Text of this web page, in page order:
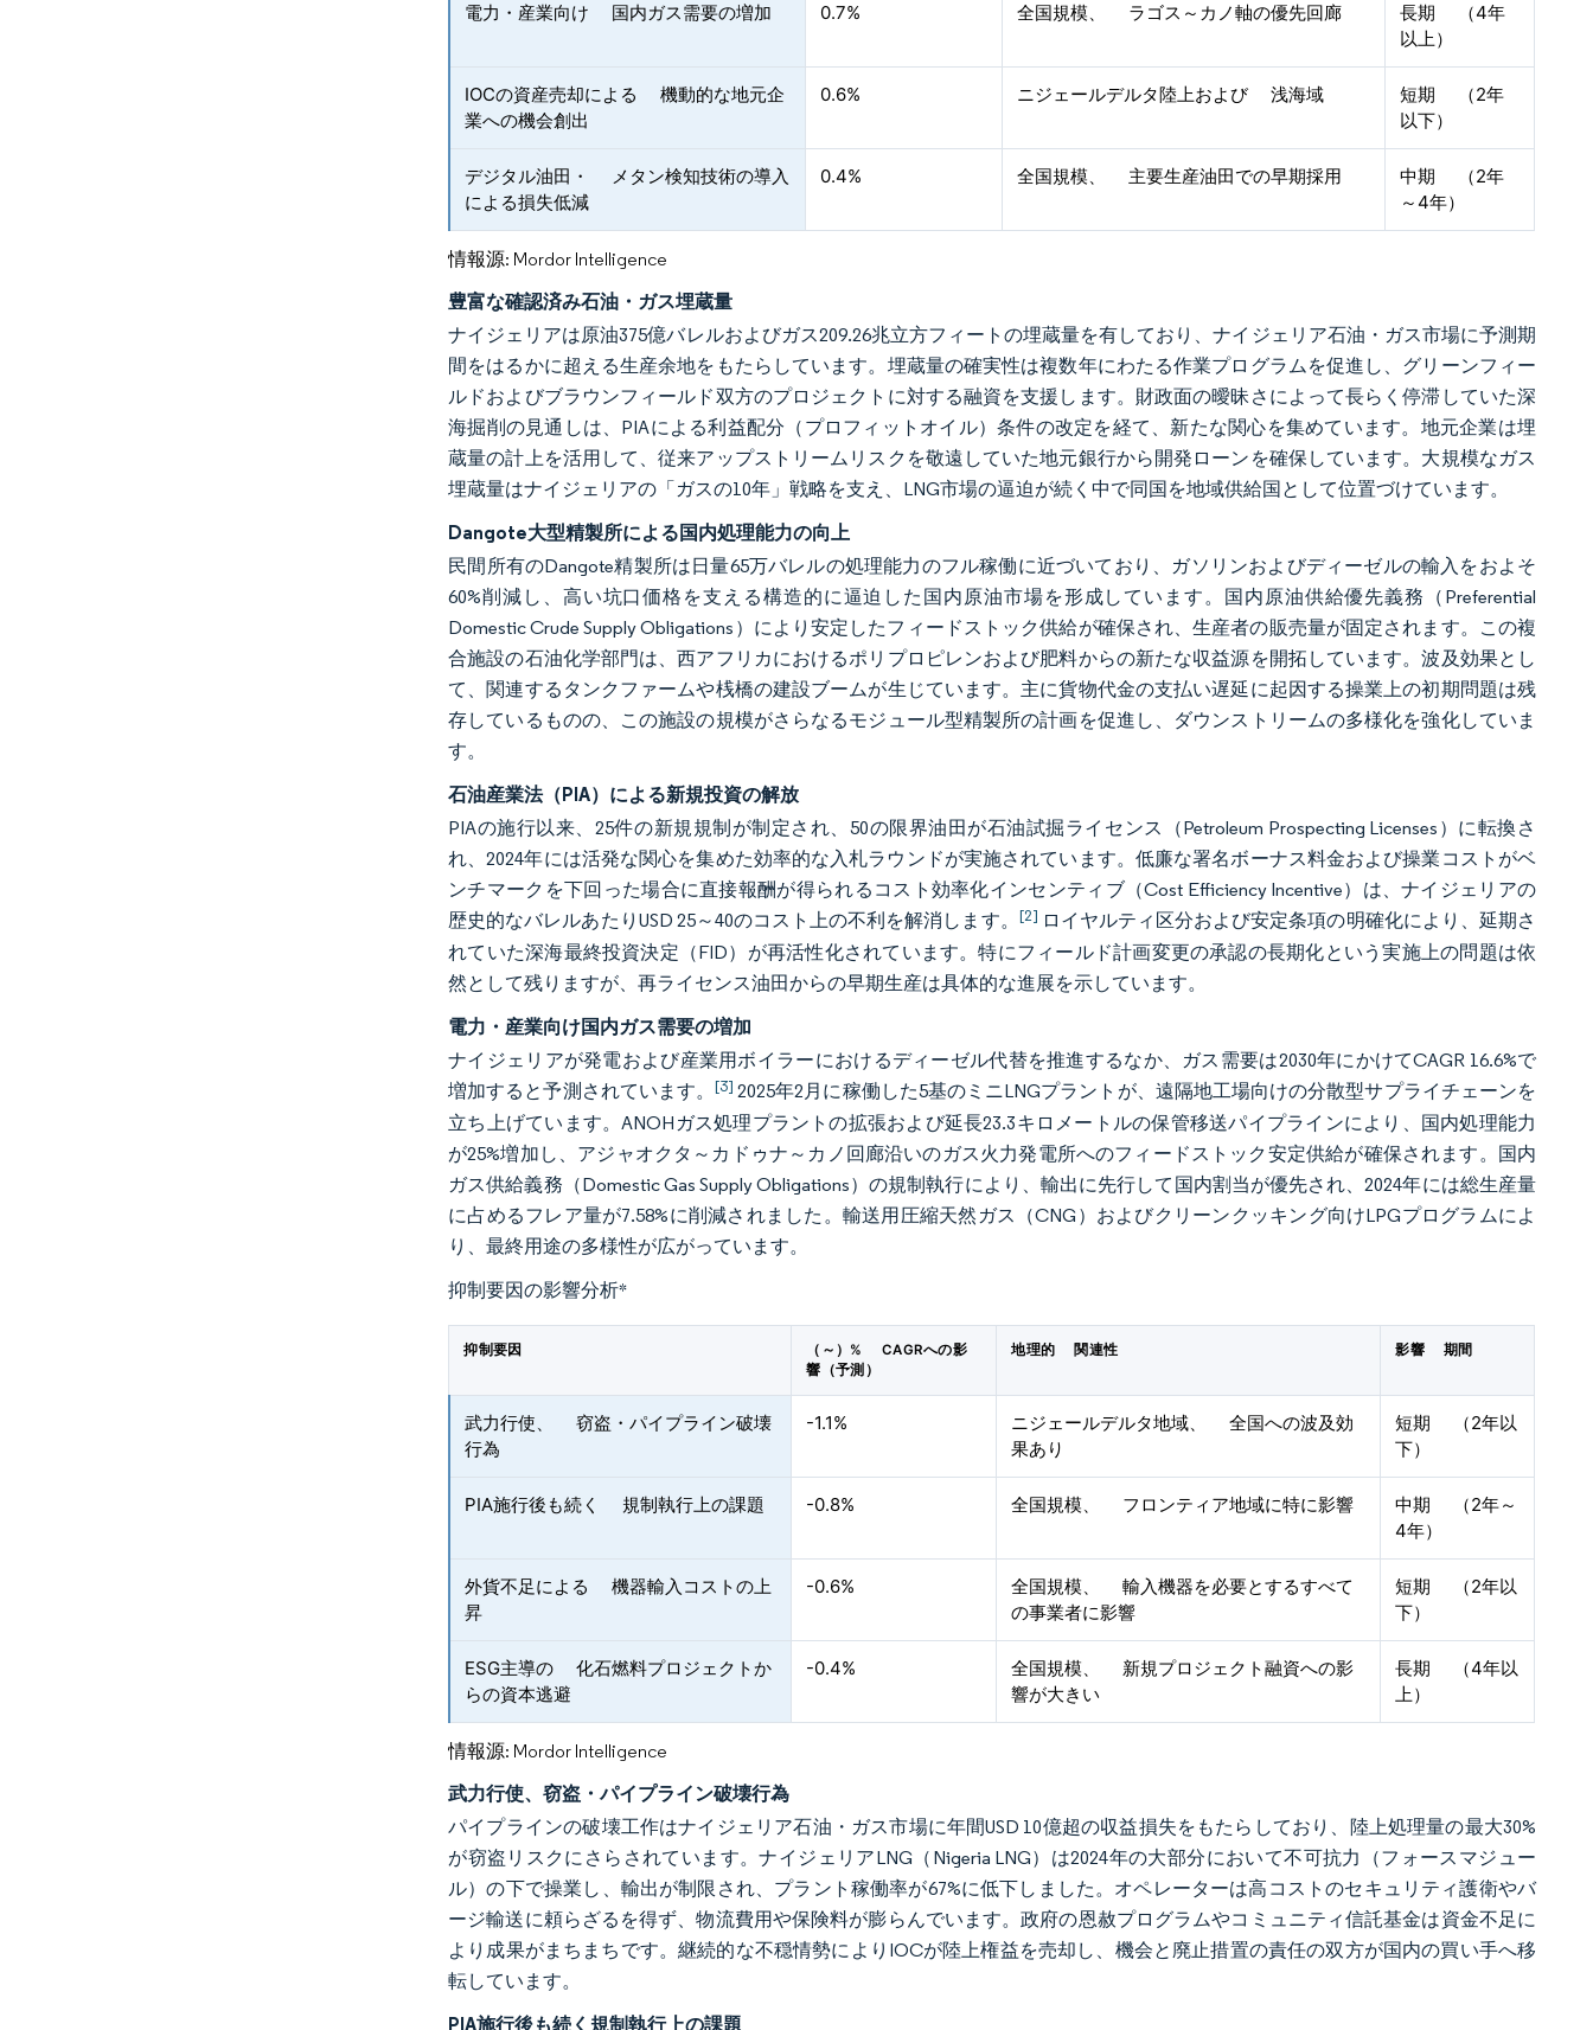
電力・産業向け 国内ガス需要の増加 0.7% 全国規模、 ラゴス～カノ軸の優先回廊
長期 （4年
以上）
IOCの資産売却による 機動的な地元企
業への機会創出
0.6% ニジェールデルタ陸上および 浅海域
短期 （2年
以下）
デジタル油田・ メタン検知技術の導入
による損失低減
0.4% 全国規模、 主要生産油田での早期採用
中期 （2年
～4年）
情報源: Mordor Intelligence
豊富な確認済み石油・ガス埋蔵量
ナイジェリアは原油375億バレルおよびガス209.26兆立方フィートの埋蔵量を有しており、ナイジェリア石油・ガス市場に予測期
間をはるかに超える生産余地をもたらしています。埋蔵量の確実性は複数年にわたる作業プログラムを促進し、グリーンフィー
ルドおよびブラウンフィールド双方のプロジェクトに対する融資を支援します。財政面の曖昧さによって長らく停滞していた深
海掘削の見通しは、PIAによる利益配分（プロフィットオイル）条件の改定を経て、新たな関心を集めています。地元企業は埋
蔵量の計上を活用して、従来アップストリームリスクを敬遠していた地元銀行から開発ローンを確保しています。大規模なガス
埋蔵量はナイジェリアの「ガスの10年」戦略を支え、LNG市場の逼迫が続く中で同国を地域供給国として位置づけています。
Dangote大型精製所による国内処理能力の向上
民間所有のDangote精製所は日量65万バレルの処理能力のフル稼働に近づいており、ガソリンおよびディーゼルの輸入をおよそ
60%削減し、高い坑口価格を支える構造的に逼迫した国内原油市場を形成しています。国内原油供給優先義務（Preferential
Domestic Crude Supply Obligations）により安定したフィードストック供給が確保され、生産者の販売量が固定されます。この複
合施設の石油化学部門は、西アフリカにおけるポリプロピレンおよび肥料からの新たな収益源を開拓しています。波及効果とし
て、関連するタンクファームや桟橋の建設ブームが生じています。主に貨物代金の支払い遅延に起因する操業上の初期問題は残
存しているものの、この施設の規模がさらなるモジュール型精製所の計画を促進し、ダウンストリームの多様化を強化していま
す。
石油産業法（PIA）による新規投資の解放
PIAの施行以来、25件の新規規制が制定され、50の限界油田が石油試掘ライセンス（Petroleum Prospecting Licenses）に転換さ
れ、2024年には活発な関心を集めた効率的な入札ラウンドが実施されています。低廉な署名ボーナス料金および操業コストがベ
ンチマークを下回った場合に直接報酬が得られるコスト効率化インセンティブ（Cost Efficiency Incentive）は、ナイジェリアの
歴史的なバレルあたりUSD 25～40のコスト上の不利を解消します。 [2] ロイヤルティ区分および安定条項の明確化により、延期さ
れていた深海最終投資決定（FID）が再活性化されています。特にフィールド計画変更の承認の長期化という実施上の問題は依
然として残りますが、再ライセンス油田からの早期生産は具体的な進展を示しています。
電力・産業向け国内ガス需要の増加
ナイジェリアが発電および産業用ボイラーにおけるディーゼル代替を推進するなか、ガス需要は2030年にかけてCAGR 16.6%で
増加すると予測されています。[3] 2025年2月に稼働した5基のミニLNGプラントが、遠隔地工場向けの分散型サプライチェーンを
立ち上げています。ANOHガス処理プラントの拡張および延長23.3キロメートルの保管移送パイプラインにより、国内処理能力
が25%増加し、アジャオクタ～カドゥナ～カノ回廊沿いのガス火力発電所へのフィードストック安定供給が確保されます。国内
ガス供給義務（Domestic Gas Supply Obligations）の規制執行により、輸出に先行して国内割当が優先され、2024年には総生産量
に占めるフレア量が7.58%に削減されました。輸送用圧縮天然ガス（CNG）およびクリーンクッキング向けLPGプログラムによ
り、最終用途の多様性が広がっています。
抑制要因の影響分析*
抑制要因
（～）% CAGRへの影
響（予測）
地理的 関連性 影響 期間
武力行使、 窃盗・パイプライン破壊
行為
-1.1%
ニジェールデルタ地域、 全国への波及効
果あり
短期 （2年以
下）
PIA施行後も続く 規制執行上の課題 -0.8% 全国規模、 フロンティア地域に特に影響
中期 （2年～
4年）
外貨不足による 機器輸入コストの上
昇
-0.6%
全国規模、 輸入機器を必要とするすべて
の事業者に影響
短期 （2年以
下）
ESG主導の 化石燃料プロジェクトか
らの資本逃避
-0.4%
全国規模、 新規プロジェクト融資への影
響が大きい
長期 （4年以
上）
情報源: Mordor Intelligence
武力行使、窃盗・パイプライン破壊行為
パイプラインの破壊工作はナイジェリア石油・ガス市場に年間USD 10億超の収益損失をもたらしており、陸上処理量の最大30%
が窃盗リスクにさらされています。ナイジェリアLNG（Nigeria LNG）は2024年の大部分において不可抗力（フォースマジュー
ル）の下で操業し、輸出が制限され、プラント稼働率が67%に低下しました。オペレーターは高コストのセキュリティ護衛やバ
ージ輸送に頼らざるを得ず、物流費用や保険料が膨らんでいます。政府の恩赦プログラムやコミュニティ信託基金は資金不足に
より成果がまちまちです。継続的な不穏情勢によりIOCが陸上権益を売却し、機会と廃止措置の責任の双方が国内の買い手へ移
転しています。
PIA施行後も続く規制執行上の課題